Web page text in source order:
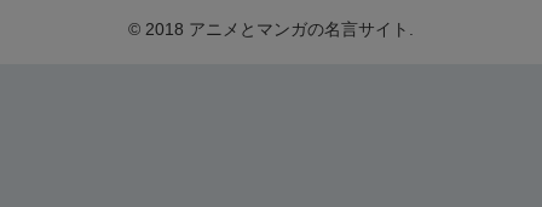
© 2018 アニメとマンガの名言サイト.